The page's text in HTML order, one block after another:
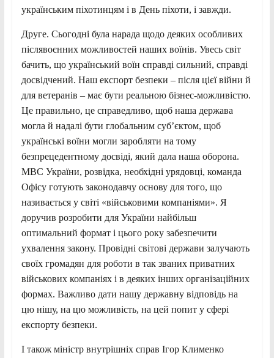
українським піхотинцям і в День піхоти, і завжди.
Друге. Сьогодні була нарада щодо деяких особливих
післявоєнних можливостей наших воїнів. Увесь світ
бачить, що український воїн справді сильний, справді
досвідчений. Наш експорт безпеки – після цієї війни й
для ветеранів – має бути реальною бізнес-можливістю.
Це правильно, це справедливо, щоб наша держава
могла й надалі бути глобальним суб’єктом, щоб
українські воїни могли заробляти на тому
безпрецедентному досвіді, який дала наша оборона.
МВС України, розвідка, необхідні урядовці, команда
Офісу готують законодавчу основу для того, що
називається у світі «військовими компаніями». Я
доручив розробити для України найбільш
оптимальний формат і цього року забезпечити
ухвалення закону. Провідні світові держави залучають
своїх громадян для роботи в так званих приватних
військових компаніях і в деяких інших організаційних
формах. Важливо дати нашу державну відповідь на
цю нішу, на цю можливість, на цей попит у сфері
експорту безпеки.
І також міністр внутрішніх справ Ігор Клименко